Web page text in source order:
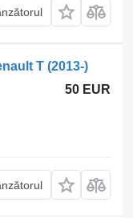
T (2013-)
50 EUR